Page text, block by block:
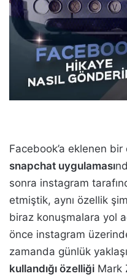
Facebook’a eklenen
snapchat uygulaması
sonra instagram
etmiştik, aynı özellik
biraz konuşmalara yol
önce instagram
zamanda günlük
kullandığı özelliği Mark